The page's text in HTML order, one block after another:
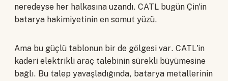
neredeyse her halkasına uzandı. CATL bugün Çin'in
batarya hakimiyetinin en somut yüzü.
Ama bu güçlü tablonun bir de gölgesi var. CATL'in
kaderi elektrikli araç talebinin sürekli büyümesine
bağlı. Bu talep yavaşladığında, batarya metallerinin